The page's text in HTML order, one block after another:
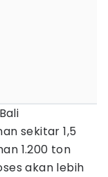
sekitar 1,5
1.200 ton
akan lebih